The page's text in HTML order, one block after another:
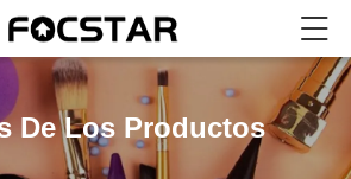
De Los Productos